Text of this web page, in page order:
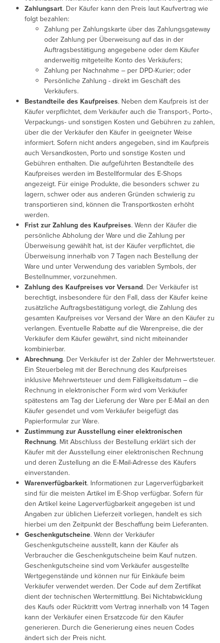
Zahlungsart. Der Käufer kann den Preis laut Kaufvertrag wie
folgt bezahlen:
Zahlung per Zahlungskarte über das Zahlungsgateway
oder Zahlung per Überweisung auf das in der
Auftragsbestätigung angegebene oder dem Käufer
anderweitig mitgeteilte Konto des Verkäufers;
Zahlung per Nachnahme – per DPD-Kurier; oder
Persönliche Zahlung - direkt im Geschäft des
Verkäufers.
Bestandteile des Kaufpreises. Neben dem Kaufpreis ist der
Käufer verpflichtet, dem Verkäufer auch die Transport-, Porto-,
Verpackungs- und sonstigen Kosten und Gebühren zu zahlen,
über die der Verkäufer den Käufer in geeigneter Weise
informiert. Sofern nicht anders angegeben, sind im Kaufpreis
auch Versandkosten, Porto und sonstige Kosten und
Gebühren enthalten. Die aufgeführten Bestandteile des
Kaufpreises werden im Bestellformular des E-Shops
angezeigt. Für einige Produkte, die besonders schwer zu
lagern, schwer oder aus anderen Gründen schwierig zu
transportieren sind, können die Transportkosten erhöht
werden.
Frist zur Zahlung des Kaufpreises. Wenn der Käufer die
persönliche Abholung der Ware und die Zahlung per
Überweisung gewählt hat, ist der Käufer verpflichtet, die
Überweisung innerhalb von 7 Tagen nach Bestellung der
Ware und unter Verwendung des variablen Symbols, der
Bestellnummer, vorzunehmen.
Zahlung des Kaufpreises vor Versand. Der Verkäufer ist
berechtigt, insbesondere für den Fall, dass der Käufer keine
zusätzliche Auftragsbestätigung vorlegt, die Zahlung des
gesamten Kaufpreises vor Versand der Ware an den Käufer zu
verlangen. Eventuelle Rabatte auf die Warenpreise, die der
Verkäufer dem Käufer gewährt, sind nicht miteinander
kombinierbar.
Abrechnung. Der Verkäufer ist der Zahler der Mehrwertsteuer.
Ein Steuerbeleg mit der Berechnung des Kaufpreises
inklusive Mehrwertsteuer und dem Fälligkeitsdatum – die
Rechnung in elektronischer Form wird vom Verkäufer
spätestens am Tag der Lieferung der Ware per E-Mail an den
Käufer gesendet und vom Verkäufer beigefügt das
Papierformular zur Ware.
Zustimmung zur Ausstellung einer elektronischen
Rechnung. Mit Abschluss der Bestellung erklärt sich der
Käufer mit der Ausstellung einer elektronischen Rechnung
und deren Zustellung an die E-Mail-Adresse des Käufers
einverstanden.
Warenverfügbarkeit. Informationen zur Lagerverfügbarkeit
sind für die meisten Artikel im E-Shop verfügbar. Sofern für
den Artikel keine Lagerverfügbarkeit angegeben ist und
Angaben zur üblichen Lieferzeit vorliegen, handelt es sich
hierbei um den Zeitpunkt der Beschaffung beim Lieferanten.
Geschenkgutscheine. Wenn der Verkäufer
Geschenkgutscheine ausstellt, kann der Käufer als
Verbraucher die Geschenkgutscheine beim Kauf nutzen.
Geschenkgutscheine sind vom Verkäufer ausgestellte
Wertgegenstände und können nur für Einkäufe beim
Verkäufer verwendet werden. Der Code auf dem Zertifikat
dient der technischen Wertermittlung. Bei Nichtabwicklung
des Kaufs oder Rücktritt vom Vertrag innerhalb von 14 Tagen
kann der Verkäufer einen Ersatzcode für den Käufer
generieren. Durch die Generierung eines neuen Codes
ändert sich der Preis nicht.